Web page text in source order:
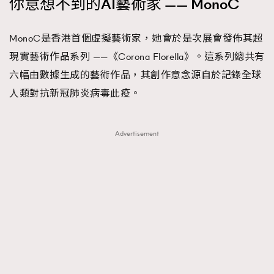
你意想不到的AI藝術家 —— MonoC
MonoC是香港首個虛擬藝術家，她會於是次展會發佈其超
現實藝術作品系列 ——《Corona Florella》。這系列總共有
六幅由數據生成的藝術作品，其創作意念源自於記錄全球
人類對抗新冠肺炎病毒此疫。
Advertisement